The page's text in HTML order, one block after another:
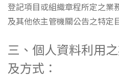
登記項目或組織章程所定之
及其他依主管機關公告之特定
三、個人資料利用
及方式：